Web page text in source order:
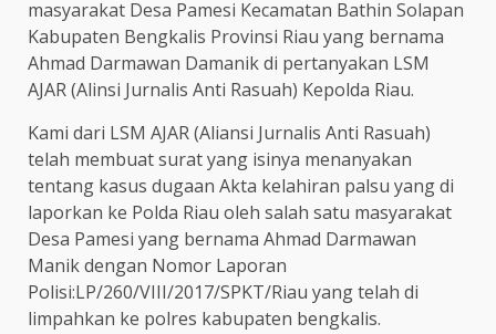
masyarakat Desa Pamesi Kecamatan Bathin Solapan
Kabupaten Bengkalis Provinsi Riau yang bernama
Ahmad Darmawan Damanik di pertanyakan LSM
AJAR (Alinsi Jurnalis Anti Rasuah) Kepolda Riau.
Kami dari LSM AJAR (Aliansi Jurnalis Anti Rasuah)
telah membuat surat yang isinya menanyakan
tentang kasus dugaan Akta kelahiran palsu yang di
laporkan ke Polda Riau oleh salah satu masyarakat
Desa Pamesi yang bernama Ahmad Darmawan
Manik dengan Nomor Laporan
Polisi:LP/260/VIII/2017/SPKT/Riau yang telah di
limpahkan ke polres kabupaten bengkalis.